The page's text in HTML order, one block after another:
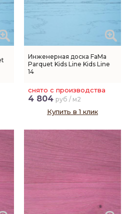
Инженерная доска FaMa
Parquet Kids Line Kids Line
14
снято с производства
4 804 руб / м2
Купить в 1 клик